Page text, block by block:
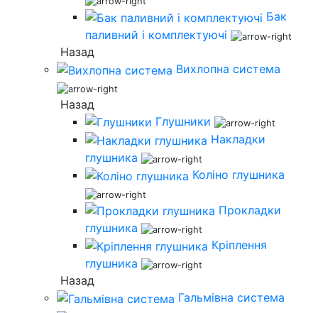
Бак
паливний і комплектуючі
Назад
Вихлопна система
Назад
Глушники
Накладки
глушника
Коліно глушника
Прокладки
глушника
Кріплення
глушника
Назад
Гальмівна система